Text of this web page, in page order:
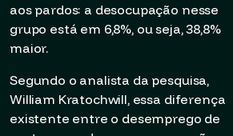
aos pardos: a desocupação nesse
grupo está em 6,8%, ou seja, 38,8%
maior.
Segundo o analista da pesquisa,
William Kratochwill, essa diferença
existente entre o desemprego de